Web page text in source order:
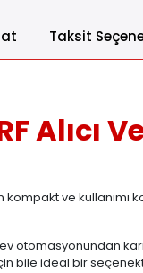
Taksit
Alıcı
ve
ev otomasyonundan
bile ideal bir